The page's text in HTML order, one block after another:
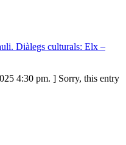
Diàlegs culturals: Elx –
4:30 pm. ] Sorry, this entry